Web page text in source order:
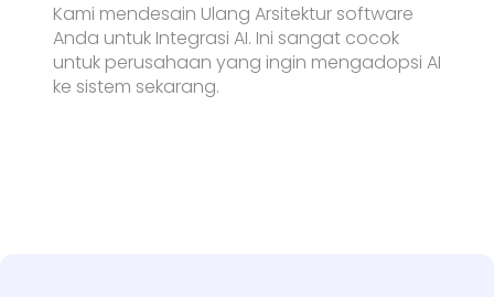
Kami mendesain Ulang Arsitektur software
Anda untuk Integrasi AI. Ini sangat cocok
untuk perusahaan yang ingin mengadopsi AI
ke sistem sekarang.